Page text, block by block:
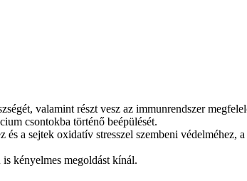
valamint részt vesz az immunrendszer
csontokba történő beépülését.
a sejtek oxidatív stresszel szembeni védelméhez,
kényelmes megoldást kínál.